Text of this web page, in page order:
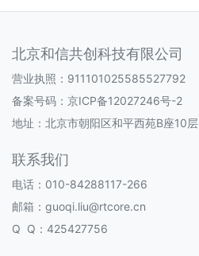
北京和信共创科技有限公司
营业执照：911101025585527792
备案号码： 京ICP备12027246号-2
地址：北京市朝阳区和平西苑B座10层
联系我们
电话：010-84288117-266
邮箱：guoqi.liu@rtcore.cn
Q Q：425427756